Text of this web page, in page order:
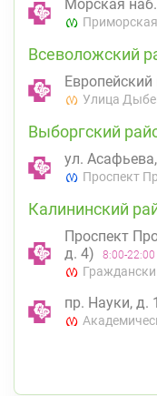
Морская
Приморская
Всеволожский
Европейский
Улица
Выборгский
ул.
Проспект
Калининский
Проспект
д. 4)
8:00-22:00
пр. Науки, д.